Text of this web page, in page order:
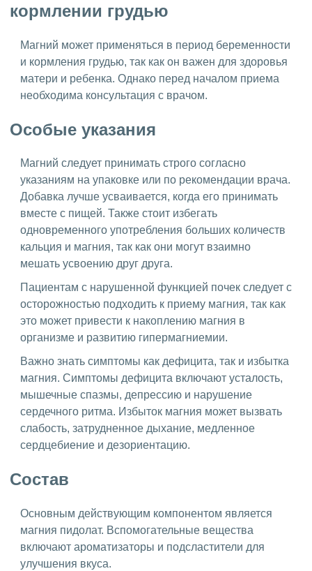
кормлении грудью
Магний может применяться в период беременности
и кормления грудью, так как он важен для здоровья
матери и ребенка. Однако перед началом приема
необходима консультация с врачом.
Особые указания
Магний следует принимать строго согласно
указаниям на упаковке или по рекомендации врача.
Добавка лучше усваивается, когда его принимать
вместе с пищей. Также стоит избегать
одновременного употребления больших количеств
кальция и магния, так как они могут взаимно
мешать усвоению друг друга.
Пациентам с нарушенной функцией почек следует с
осторожностью подходить к приему магния, так как
это может привести к накоплению магния в
организме и развитию гипермагниемии.
Важно знать симптомы как дефицита, так и избытка
магния. Симптомы дефицита включают усталость,
мышечные спазмы, депрессию и нарушение
сердечного ритма. Избыток магния может вызвать
слабость, затрудненное дыхание, медленное
сердцебиение и дезориентацию.
Состав
Основным действующим компонентом является
магния пидолат. Вспомогательные вещества
включают ароматизаторы и подсластители для
улучшения вкуса.